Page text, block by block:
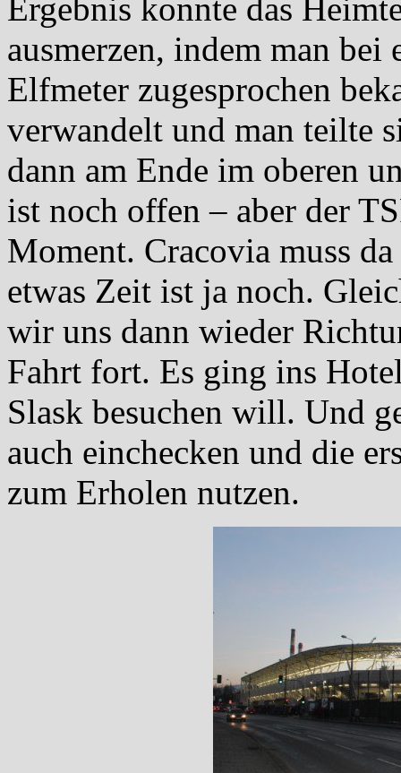
Ergebnis konnte das
ausmerzen, indem man
Elfmeter zugesprochen
verwandelt und man teilte
dann am Ende im oberen
ist noch offen – aber der
Moment. Cracovia muss
etwas Zeit ist ja noch.
wir uns dann wieder
Fahrt fort. Es ging ins
Slask besuchen will. Und
auch einchecken und die
zum Erholen nutzen.